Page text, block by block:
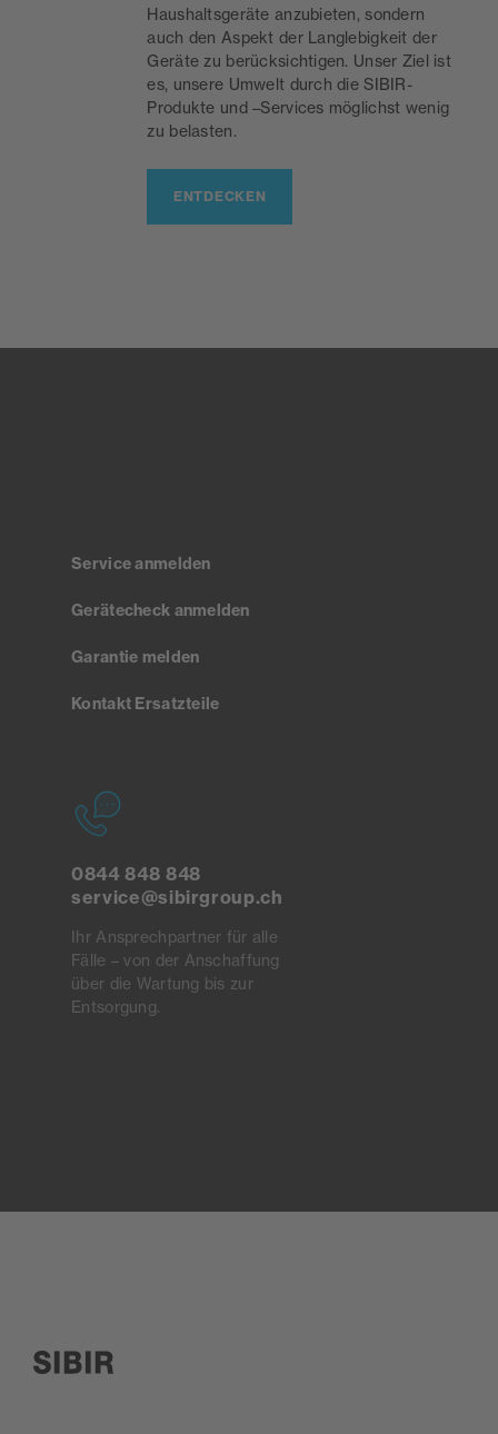
Haushaltsgeräte anzubieten, sondern
auch den Aspekt der Langlebigkeit der
Geräte zu berücksichtigen. Unser Ziel ist
es, unsere Umwelt durch die SIBIR-
Produkte und –Services möglichst wenig
zu belasten.
ENTDECKEN
Service anmelden
Gerätecheck anmelden
Garantie melden
Kontakt Ersatzteile
0844 848 848
service@sibirgroup.ch
Ihr Ansprechpartner für alle
Fälle – von der Anschaffung
über die Wartung bis zur
Entsorgung.